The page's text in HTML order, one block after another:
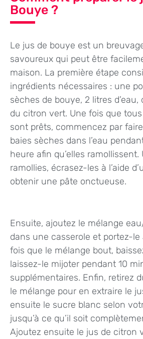
Bouye ?
Le jus de bouye est un
savoureux qui peut être
maison. La première étape
ingrédients nécessaires : une
sèches de bouye, 2 litres
du citron vert. Une fois que
sont prêts, commencez par
baies sèches dans l’eau
heure afin qu’elles ramollissent.
ramollies, écrasez-les à l’aide
obtenir une pâte onctueuse.
Ensuite, ajoutez le mélange
dans une casserole et portez-le
fois que le mélange bout,
laissez-le mijoter pendant 10
supplémentaires. Enfin, retirez
le mélange pour en extraire le
ensuite le sucre blanc selon
jusqu’à ce qu’il soit
Ajoutez ensuite le jus de citron